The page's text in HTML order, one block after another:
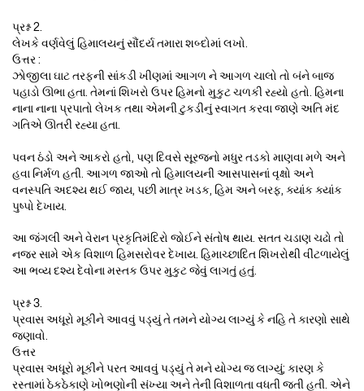
પ્રશ્ન 2.
લેખકે વર્ણવેલું હિમાલયનું સૌંદર્ય તમારા શબ્દોમાં લખો.
ઉત્તર :
ઝોજીલા ઘાટ તરફની સાંકડી ખીણમાં આગળ ને આગળ ચાલો તો બંને બાજ
પહાડો ઊભા હતા. તેમનાં શિખરો ઉપર હિમનો મુકુટ ચળકી રહ્યો હતો. હિમના
નાના નાના પ્રપાતો લેખક તથા એમની ટુકડીનું સ્વાગત કરવા જાણે અતિ મંદ
ગતિએ ઊતરી રહ્યા હતા.
પવન ઠંડો અને આકરો હતો, પણ દિવસે સૂરજનો મધુર તડકો માણવા મળે અને
હવા નિર્મળ હતી. આગળ જાઓ તો હિમાલયની આસપાસનાં વૃક્ષો અને
વનસ્પતિ અદશ્ય થઈ જાય, પછી માત્ર ખડક, હિમ અને બરફ, ક્યાંક ક્યાંક
પુષ્પો દેખાય.
આ જંગલી અને વેરાન પ્રકૃતિમંદિરો જોઈને સંતોષ થાય. સતત ચડાણ ચઢો તો
નજર સામે એક વિશાળ હિમસરોવર દેખાય. હિમાચ્છાદિત શિખરોથી વીંટળાયેલું
આ ભવ્ય દશ્ય દેવોના મસ્તક ઉપર મુકુટ જેવું લાગતું હતું.
પ્રશ્ન 3.
પ્રવાસ અધૂરો મૂકીને આવવું પડ્યું તે તમને યોગ્ય લાગ્યું કે નહિ તે કારણો સાથે
જણાવો.
ઉત્તર
પ્રવાસ અધૂરો મૂકીને પરત આવવું પડ્યું તે મને યોગ્ય જ લાગ્યું; કારણ કે
રસ્તામાં ઠેકઠેકાણે ખોભણોની સંખ્યા અને તેની વિશાળતા વધતી જતી હતી. એને